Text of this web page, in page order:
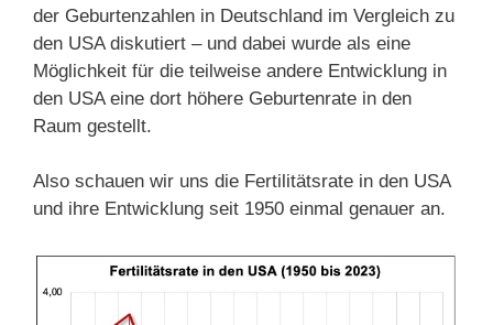
der Geburtenzahlen in Deutschland im Vergleich zu
den USA diskutiert – und dabei wurde als eine
Möglichkeit für die teilweise andere Entwicklung in
den USA eine dort höhere Geburtenrate in den
Raum gestellt.
Also schauen wir uns die Fertilitätsrate in den USA
und ihre Entwicklung seit 1950 einmal genauer an.